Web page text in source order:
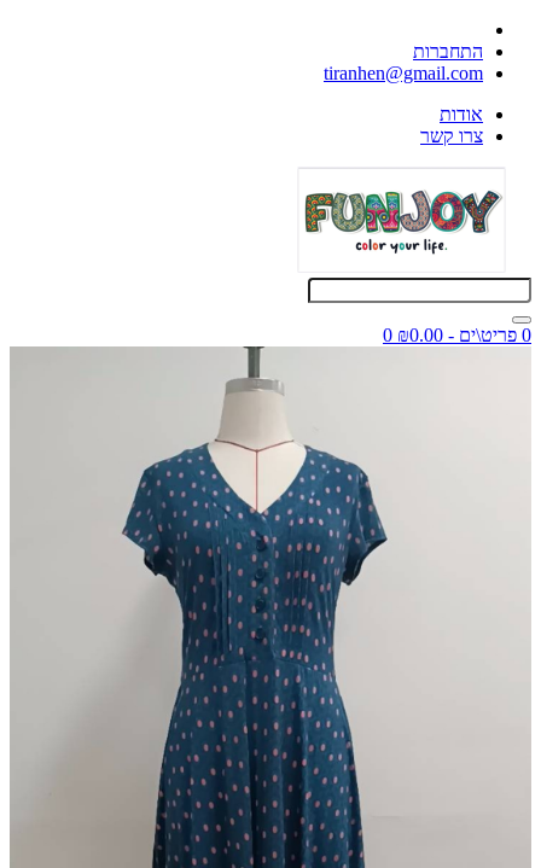
התחברות
tiranhen@gmail.com
אודות
צרו קשר
0 פריט\ים - ₪0.00 0